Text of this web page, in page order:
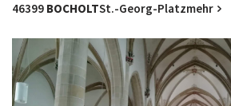
46399 BOCHOLTSt.-Georg-Platzmehr